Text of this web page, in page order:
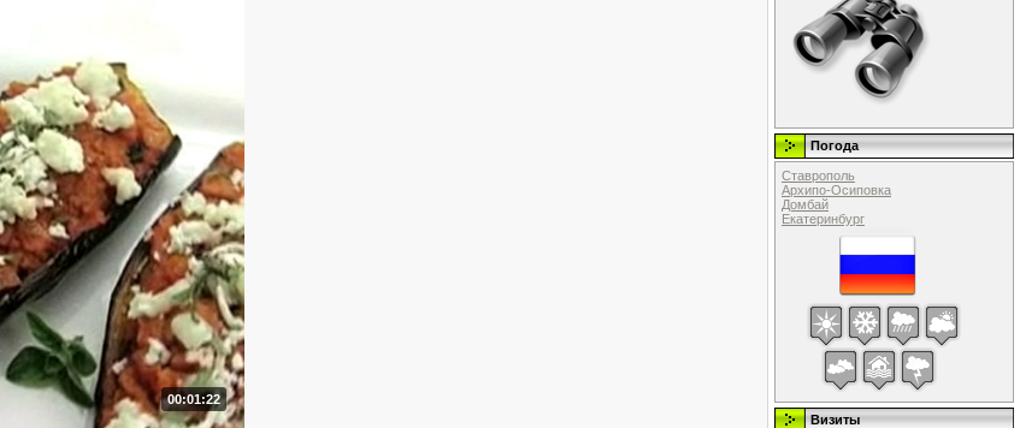
00:01:22
Погода
Ставрополь
Архипо-Осиповка
Домбай
Екатеринбург
Визиты